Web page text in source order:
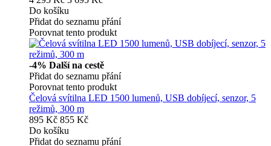
Do košíku
Přidat do seznamu přání
Porovnat tento produkt
-4% Další na cestě
Přidat do seznamu přání
Porovnat tento produkt
Čelová svítilna LED 1500 lumenů, USB dobíjecí, senzor, 5
režimů, 300 m
895 Kč 855 Kč
Do košíku
Přidat do seznamu přání